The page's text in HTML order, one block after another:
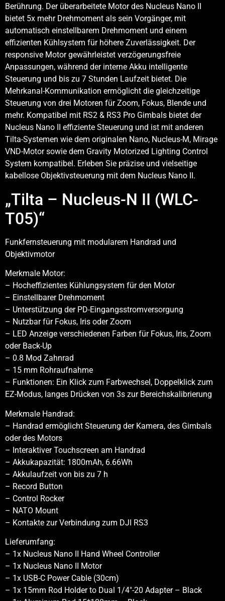
Berührung. Der überarbeitete Motor des Nucleus Nano II
bietet 5x mehr Drehmoment als sein Vorgänger, mit
automatisch einstellbarem Drehmoment und einem
effizienten Kühlsystem für höhere Zuverlässigkeit. Der
responsive Motor gewährleistet verzögerungsfreie
Anpassungen, während der interne Akku intelligente
Steuerung und bis zu 7 Stunden Laufzeit bietet. Die
Mehrkanal-Kommunikation ermöglicht die gleichzeitige
Steuerung von drei Motoren für Zoom, Fokus, Blende und
mehr. Kompatibel mit RS2 & RS3 Pro Gimbals bietet der
Nucleus Nano II effiziente Steuerung und ist mit anderen
Tilta-Systemen wie dem originalen Nano, Nucleus-M, Mirage
VND-Motor sowie dem Gravity Motorized Lighting Control
System kompatibel. Erleben Sie präzise und vielseitige
kabellose Objektivsteuerung mit dem Nucleus Nano II.
„Tilta – Nucleus-N II (WLC-
T05)“
Funkfernsteuerung mit modularem Handrad und
Objektivmotor
Merkmale Motor:
– Hocheffizientes Kühlungsystem für den Motor
– Einstellbarer Drehmoment
– Unterstützung der PD-Eingangsstromversorgung
– Nutzbar für Fokus, Iris oder Zoom
– LED Anzeige verschiedenen Farben für Fokus, Iris, Zoom
oder Back-Up
– 0.8 Mod Zahnrad
– 15 mm Rohraufnahme
– Funktionen: Ein Klick zum Farbwechsel, Doppelklick zum
EZ-Modus, langes Drücken von 3s zur Bereichskalibrierung
Merkmale Handrad:
– Handrad ermöglicht Steuerung der Kamera, des Gimbals
oder des Motors
– Interaktiver Touchscreen am Handrad
– Akkukapazität: 1800mAh, 6.66Wh
– Akkulaufzeit von bis zu 7 h
– Record Button
– Control Rocker
– NATO Mount
– Kontakte zur Verbindung zum DJI RS3
Lieferumfang:
– 1x Nucleus Nano II Hand Wheel Controller
– 1x Nucleus Nano II Motor
– 1x USB-C Power Cable (30cm)
– 1x 15mm Rod Holder to Dual 1/4″-20 Adapter – Black